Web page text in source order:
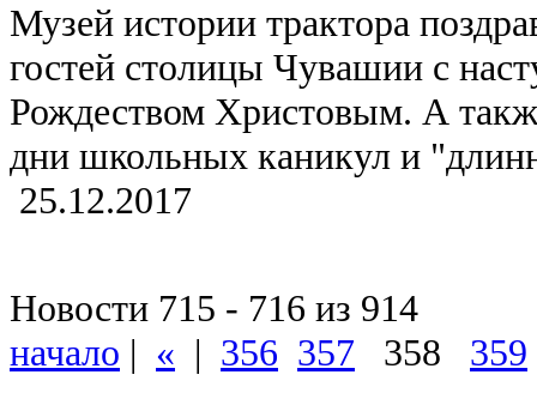
Музей истории трактора
гостей столицы Чувашии с
Рождеством Христовым. А
дни школьных каникул и
25.12.2017
Новости 715 - 716 из 914
начало | « | 356 357 358 359